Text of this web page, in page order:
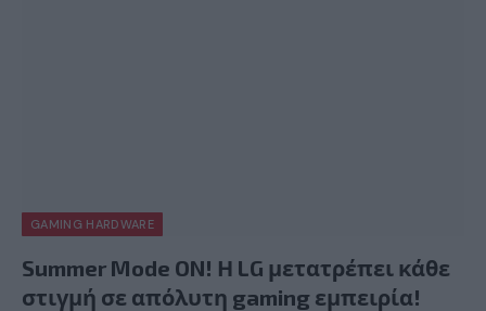
GAMING HARDWARE
Summer Mode ON! Η LG μετατρέπει κάθε
στιγμή σε απόλυτη gaming εμπειρία!